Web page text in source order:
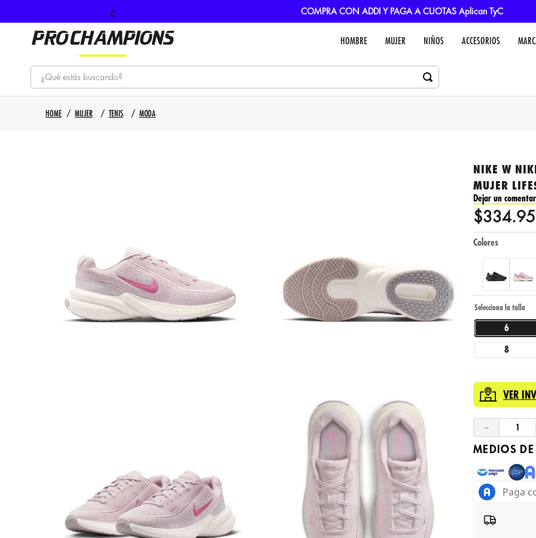
COMPRA CON ADDI Y PAGA A CUOTAS Aplican TyC
HOMBRE MUJER NIÑOS ACCESORIOS
¿Qué estás buscando?
1. tenis
MUJER TENIS MODA
NIKE W
MUJER
Dejar un
$334.
Colores
6
8
VER
－
MEDIOS